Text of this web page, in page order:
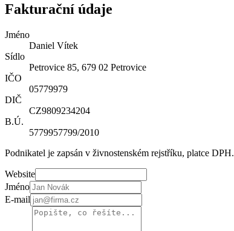
Fakturační údaje
Jméno
Daniel Vítek
Sídlo
Petrovice 85, 679 02 Petrovice
IČO
05779979
DIČ
CZ9809234204
B.Ú.
5779957799/2010
Podnikatel je zapsán v živnostenském rejstříku, platce DPH.
Website
Jméno
E-mail